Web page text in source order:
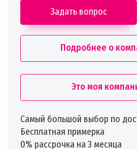
Задать вопрос
Подробнее о
Это моя
Самый большой выбор по
Бесплатная примерка
0% рассрочка на 3 месяца